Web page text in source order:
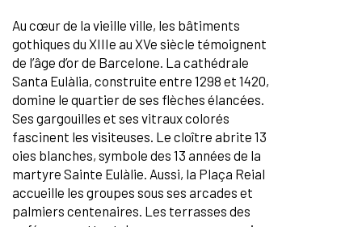
Au cœur de la vieille ville, les bâtiments
gothiques du XIIIe au XVe siècle témoignent
de l’âge d’or de Barcelone. La cathédrale
Santa Eulàlia, construite entre 1298 et 1420,
domine le quartier de ses flèches élancées.
Ses gargouilles et ses vitraux colorés
fascinent les visiteuses. Le cloître abrite 13
oies blanches, symbole des 13 années de la
martyre Sainte Eulàlie. Aussi, la Plaça Reial
accueille les groupes sous ses arcades et
palmiers centenaires. Les terrasses des